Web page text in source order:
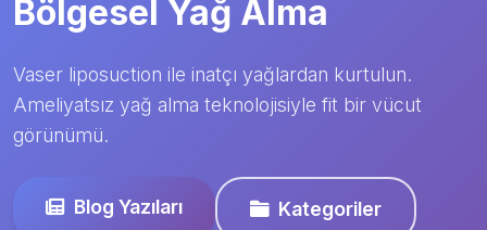
Bölgesel Yağ Alma
Vaser liposuction ile inatçı yağlardan kurtulun.
Ameliyatsız yağ alma teknolojisiyle fit bir vücut
görünümü.
Blog Yazıları Kategoriler